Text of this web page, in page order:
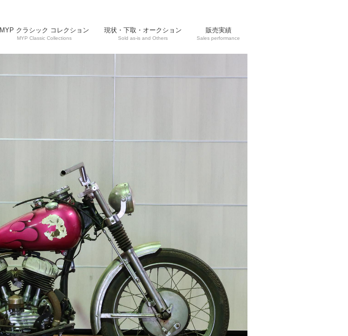
MYP クラシック コレクション
MYP Classic Collections
現状・下取・オークション
Sold as-is and Others
販売実績
Sales performance